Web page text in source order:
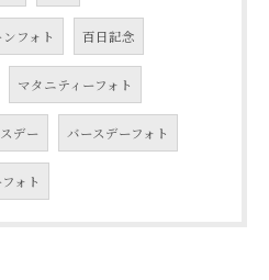
フォト 百日記念
マタニティーフォト
デー バースデーフォト
ォト